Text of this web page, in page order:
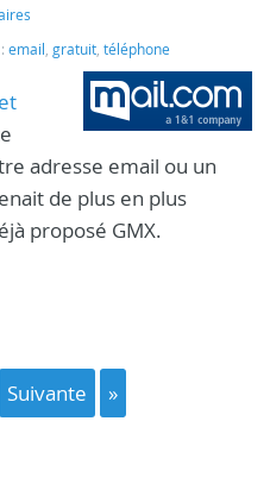
email gratuit téléphone
adresse email ou un
de plus en plus
proposé GMX.
suivante »